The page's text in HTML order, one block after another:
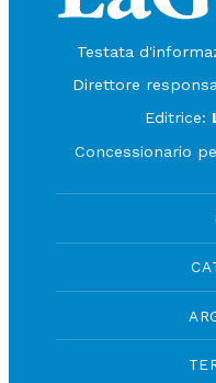
Testata
Direttore
Editrice:
Concessionario